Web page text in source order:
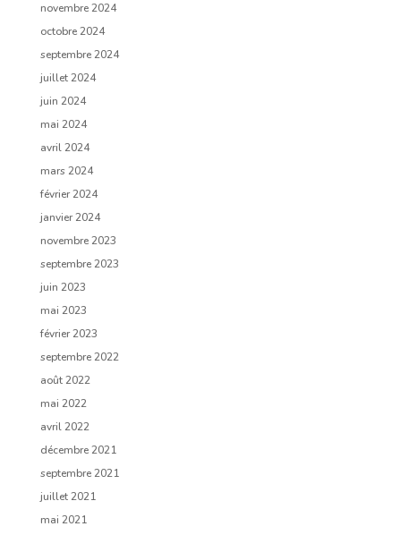
novembre 2024
octobre 2024
septembre 2024
juillet 2024
juin 2024
mai 2024
avril 2024
mars 2024
février 2024
janvier 2024
novembre 2023
septembre 2023
juin 2023
mai 2023
février 2023
septembre 2022
août 2022
mai 2022
avril 2022
décembre 2021
septembre 2021
juillet 2021
mai 2021